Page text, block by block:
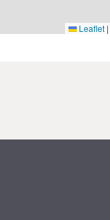
Leaflet |